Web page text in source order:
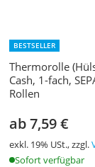
BESTSELLER
Thermorolle
Cash, 1-fach,
Rollen
ab 7,59 €
exkl. 19% USt., zzgl.
Sofort verfügbar